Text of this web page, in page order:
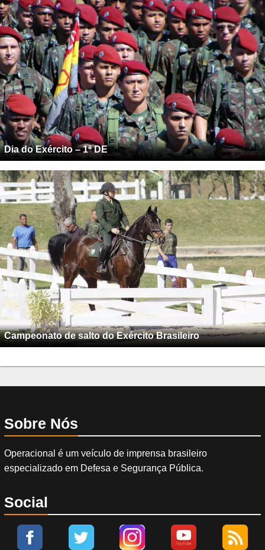
Dia do Exército – 1ª DE
Campeonato de salto do Exército Brasileiro
Sobre Nós
Operacional é um veículo de imprensa brasileiro
especializado em Defesa e Segurança Pública.
Social